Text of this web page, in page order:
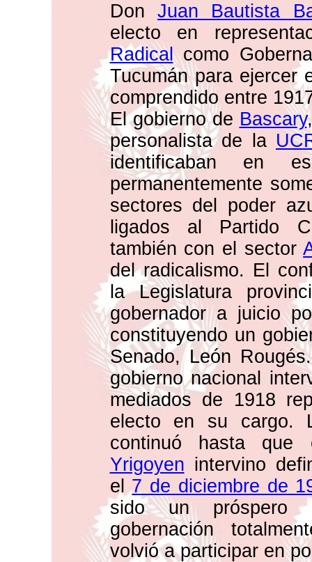
Don Juan Bautista
electo en
Radicalcomo
Tucumán para ejercer
comprendido entre
El gobierno de Bascary
personalista de la
identificaban en
permanentemente
sectores del poder
ligados al Partido
también con el sector
del radicalismo. El
la Legislatura
gobernador a juicio
constituyendo un
Senado, León
gobierno nacional
mediados de 1918
electo en su cargo.
continuó hasta
Yrigoyen intervino
el7 de diciembre de
sido un próspero
gobernación
volvió a participar en